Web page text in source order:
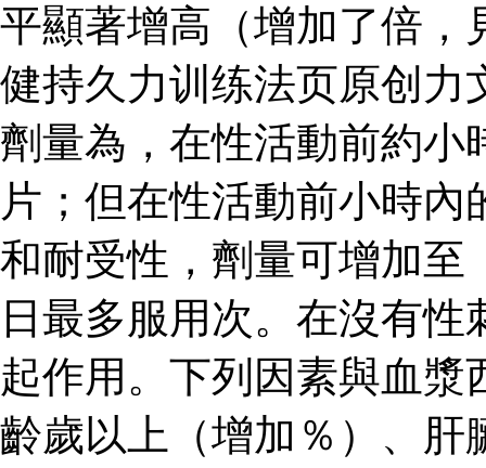
平顯著增高（增加了倍，
健持久力训练法页原创力
劑量為，在性活動前約小
片；但在性活動前小時
和耐受性，劑量可增加至
日最多服用次。在沒有
起作用。下列因素與血
齡歲以上（增加％）、肝